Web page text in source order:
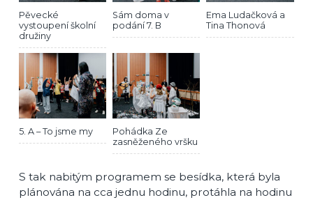
Pěvecké
vystoupení školní
družiny
Sám doma v
podání 7. B
Ema Ludačková a
Tina Thonová
5. A – To jsme my
Pohádka Ze
zasněženého vršku
S tak nabitým programem se besídka, která byla
plánována na cca jednu hodinu, protáhla na hodinu